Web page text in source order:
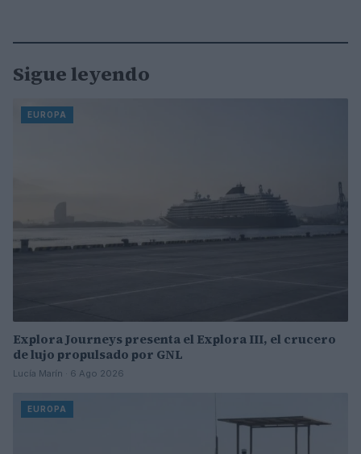
Sigue leyendo
EUROPA
Explora Journeys presenta el Explora III, el crucero
de lujo propulsado por GNL
Lucía Marín · 6 Ago 2026
EUROPA